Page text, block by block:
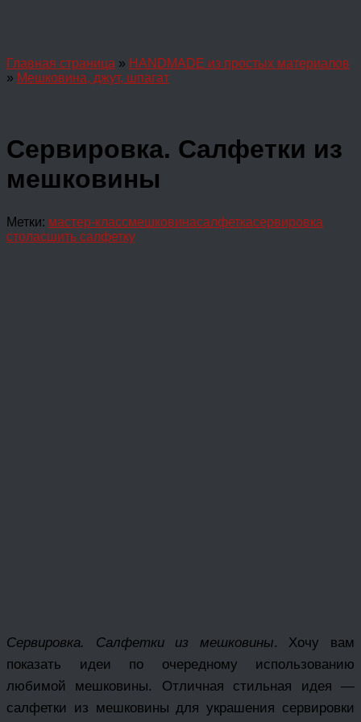
Главная страница » HANDMADE из простых материалов
» Мешковина, джут, шпагат
Сервировка. Салфетки из
мешковины
Метки: мастер-классмешковинасалфеткасервировка
столасшить салфетку
Сервировка. Салфетки из мешковины. Хочу вам
показать идеи по очередному использованию
любимой мешковины. Отличная стильная идея —
салфетки из мешковины для украшения сервировки